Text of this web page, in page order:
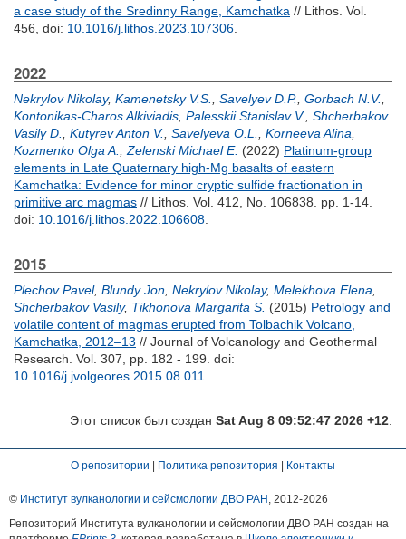
a case study of the Sredinny Range, Kamchatka // Lithos. Vol.
456, doi: 10.1016/j.lithos.2023.107306
2022
Nekrylov Nikolay, Kamenetsky V.S. Savelyev D.P. Gorbach N.V.
Kontonikas-Charos Alkiviadis Palesskii Stanislav V. Shcherbakov
Vasily D.
Kutyrev Anton V. Savelyeva O.L. Korneeva Alina
Kozmenko Olga A.
Zelenski Michael E. (2022) Platinum-group
elements in Late Quaternary high-Mg basalts of eastern
Kamchatka: Evidence for minor cryptic sulfide fractionation in
primitive arc magmas // Lithos. Vol. 412, No. 106838. pp. 1-14.
doi: 10.1016/j.lithos.2022.106608
2015
Plechov Pavel, Blundy Jon Nekrylov Nikolay, Melekhova Elena
Shcherbakov Vasily, Tikhonova Margarita S. (2015) Petrology and
volatile content of magmas erupted from Tolbachik Volcano,
Kamchatka, 2012–13 // Journal of Volcanology and Geothermal
Research. Vol. 307, pp. 182 - 199. doi:
10.1016/j.jvolgeores.2015.08.011
Этот список был создан Sat Aug 8 09:52:47 2026 +12
О репозитории Политика репозитория Контакты
© Институт вулканологии и сейсмологии ДВО РАН , 2012-2026
Репозиторий Института вулканологии и сейсмологии ДВО РАН создан на